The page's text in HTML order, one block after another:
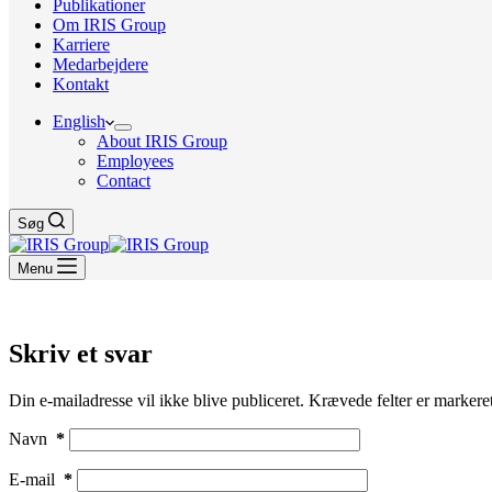
Publikationer
Om IRIS Group
Karriere
Medarbejdere
Kontakt
English
About IRIS Group
Employees
Contact
Søg
Menu
Skriv et svar
Din e-mailadresse vil ikke blive publiceret. Krævede felter er
Navn *
E-mail *